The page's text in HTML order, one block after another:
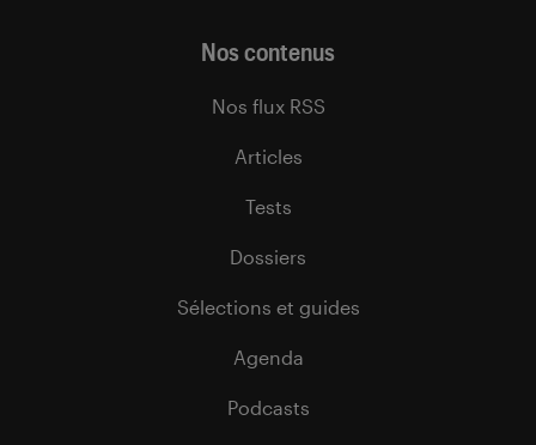
Nos contenus
Nos flux RSS
Articles
Tests
Dossiers
Sélections et guides
Agenda
Podcasts